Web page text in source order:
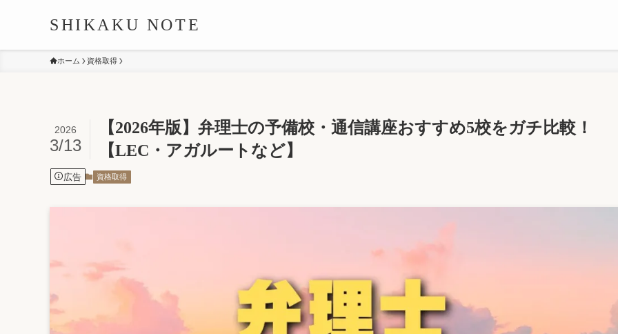
SHIKAKU NOTE
ホーム 資格取得
【2026年版】弁理士の予備校・通信講座おすすめ5校をガチ比較！
【LEC・アガルートなど】
2026
3/13
広告 資格取得